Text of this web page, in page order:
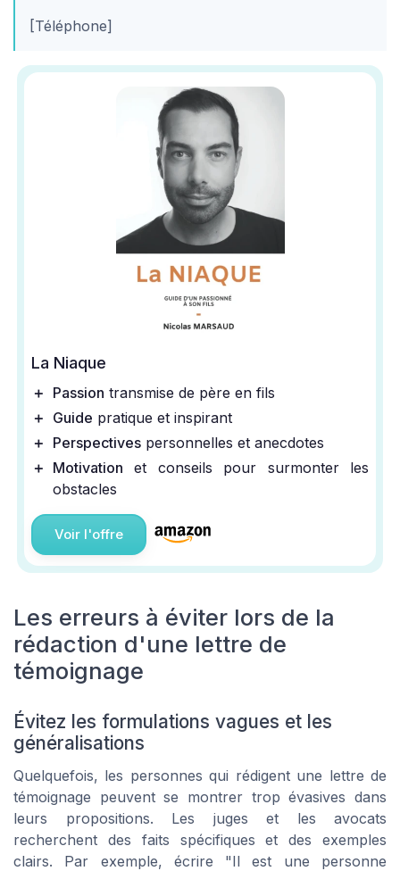
[Téléphone]
La Niaque
＋ Passion transmise de père en fils
＋ Guide pratique et inspirant
＋ Perspectives personnelles et anecdotes
＋ Motivation et conseils pour surmonter les
obstacles
Voir l'offre
Les erreurs à éviter lors de la
rédaction d'une lettre de
témoignage
Évitez les formulations vagues et les
généralisations
Quelquefois, les personnes qui rédigent une lettre de
témoignage peuvent se montrer trop évasives dans
leurs propositions. Les juges et les avocats
recherchent des faits spécifiques et des exemples
clairs. Par exemple, écrire "Il est une personne